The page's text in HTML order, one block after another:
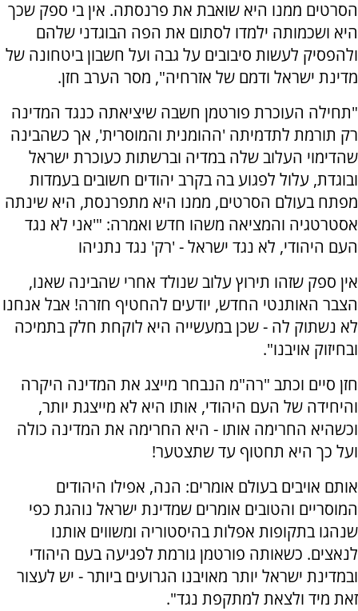
הסרטים ממנו היא שואבת את פרנסתה. אין בי ספק שכך
היא ושכמותה ילמדו לסתום את הפה הבוגדני שלהם
ולהפסיק לעשות סיבובים על גבה ועל חשבון ביטחונה של
מדינת ישראל ודמם של אזרחיה", מסר הערב חזן.
"תחילה העוכרת פורטמן חשבה שיציאתה כנגד המדינה
רק תורמת לתדמיתה 'ההומנית והמוסרית', אך כשהבינה
שהדימוי העלוב שלה במדיה וברשתות כעוכרת ישראל
ובוגדת, עלול לפגוע בה בקרב יהודים חשובים בעמדות
מפתח בעולם הסרטים, ממנו היא מתפרנסת, היא שינתה
אסטרטגיה והמציאה משהו חדש ואמרה: "'אני לא נגד
העם היהודי, לא נגד ישראל - 'רק' נגד נתניהו
אין ספק שזהו תירוץ עלוב שנולד אחרי שהבינה שאנו,
הצבר האותנטי החדש, יודעים להחטיף חזרה! אבל אנחנו
לא נשתוק לה - שכן במעשייה היא לוקחת חלק בתמיכה
ובחיזוק אויבנו".
חזן סיים וכתב "רה"מ הנבחר מייצג את המדינה היקרה
והיחידה של העם היהודי, אותו היא לא מייצגת יותר,
וכשהיא החרימה אותו - היא החרימה את המדינה כולה
ועל כך היא תחטוף עד שתצטער!
אותם אויבים בעולם אומרים: הנה, אפילו היהודים
המוסריים והטובים אומרים שמדינת ישראל נוהגת כפי
שנהגו בתקופות אפלות בהיסטוריה ומשווים אותנו
לנאצים. כשאותה פורטמן גורמת לפגיעה בעם היהודי
ובמדינת ישראל יותר מאויבנו הגרועים ביותר - יש לעצור
זאת מיד ולצאת למתקפת נגד".